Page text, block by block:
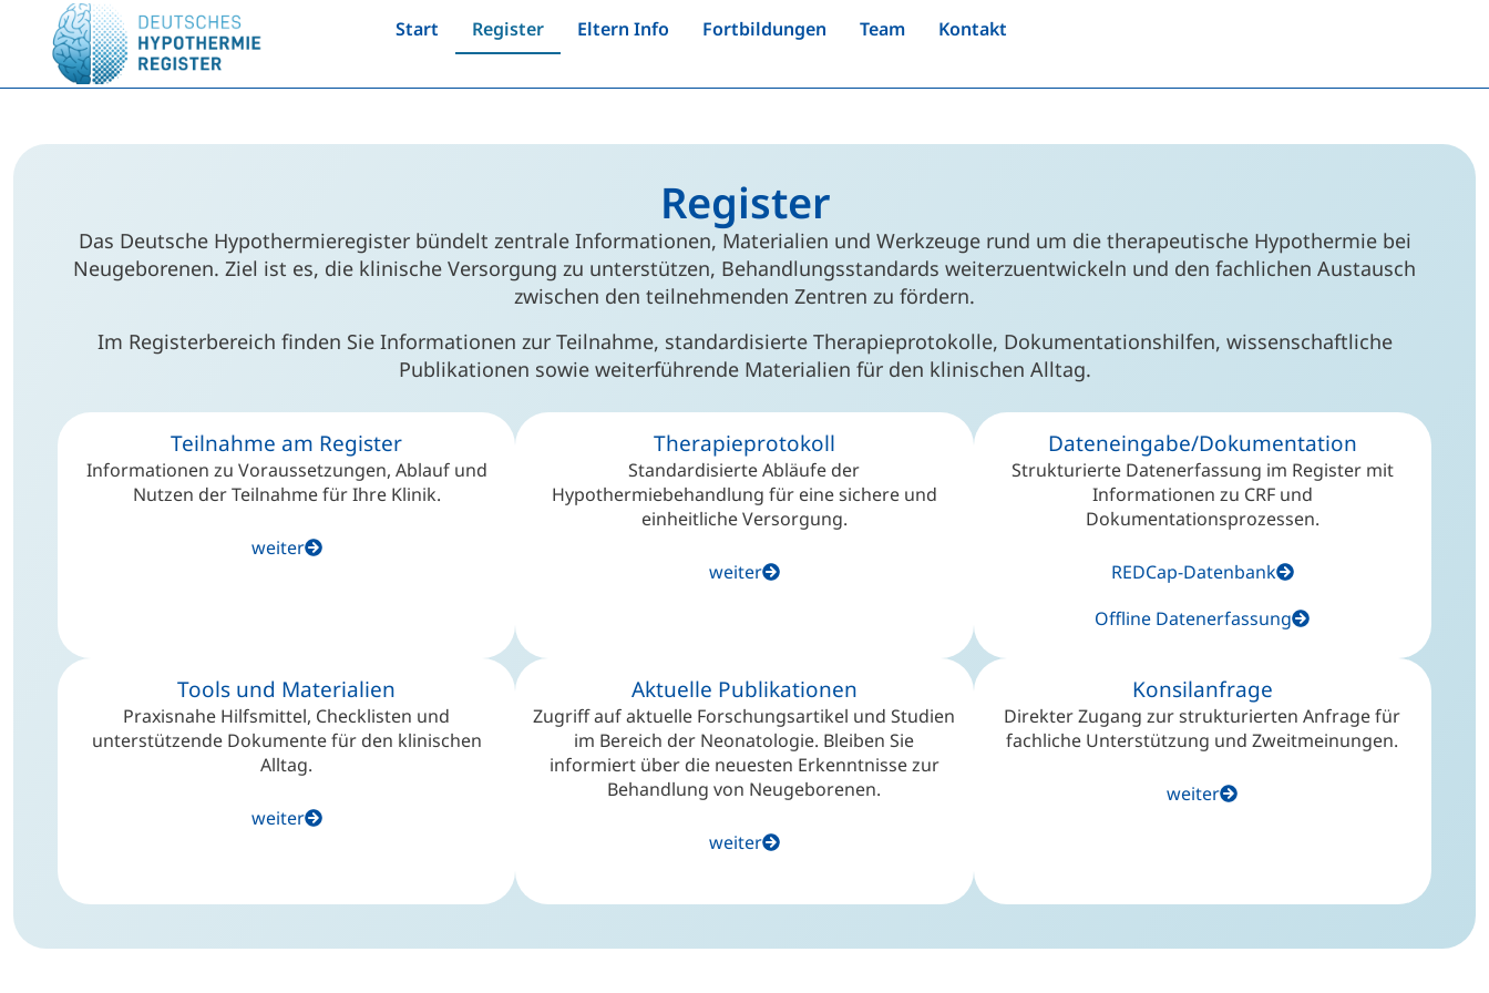
Start Register Eltern Info Fortbildungen Team Kontakt
Register
Das Deutsche Hypothermieregister bündelt zentrale Informationen, Materialien und Werkzeuge rund um die therapeutische Hypothermie bei
Neugeborenen. Ziel ist es, die klinische Versorgung zu unterstützen, Behandlungsstandards weiterzuentwickeln und den fachlichen Austausch
zwischen den teilnehmenden Zentren zu fördern.
Im Registerbereich finden Sie Informationen zur Teilnahme, standardisierte Therapieprotokolle, Dokumentationshilfen, wissenschaftliche
Publikationen sowie weiterführende Materialien für den klinischen Alltag.
Teilnahme am Register
Informationen zu Voraussetzungen, Ablauf und
Nutzen der Teilnahme für Ihre Klinik.
weiter
Therapieprotokoll
Standardisierte Abläufe der
Hypothermiebehandlung für eine sichere und
einheitliche Versorgung.
weiter
Dateneingabe/Dokumentation
Strukturierte Datenerfassung im Register mit
Informationen zu CRF und
Dokumentationsprozessen.
REDCap-Datenbank
Offline Datenerfassung
Tools und Materialien
Praxisnahe Hilfsmittel, Checklisten und
unterstützende Dokumente für den klinischen
Alltag.
weiter
Aktuelle Publikationen
Zugriff auf aktuelle Forschungsartikel und Studien
im Bereich der Neonatologie. Bleiben Sie
informiert über die neuesten Erkenntnisse zur
Behandlung von Neugeborenen.
weiter
Konsilanfrage
Direkter Zugang zur strukturierten Anfrage für
fachliche Unterstützung und Zweitmeinungen.
weiter